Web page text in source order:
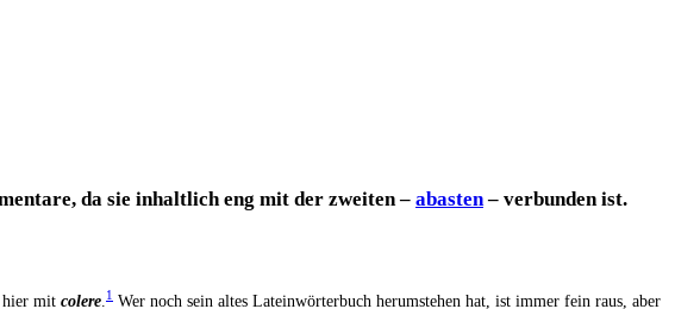
da sie inhalt­lich eng mit der zwei­ten – abas­ten– ver­bun­den ist.
hier mit cole­re 1
Wer noch sein altes Latein­wör­ter­buch her­um­ste­hen hat, ist immer fein raus, aber